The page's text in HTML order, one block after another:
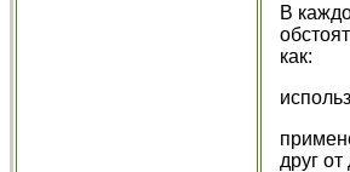
В
как:
друг